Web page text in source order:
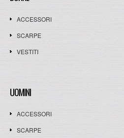
ACCESSORI
SCARPE
VESTITI
UOMINI
ACCESSORI
SCARPE